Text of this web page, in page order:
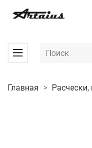
Главная